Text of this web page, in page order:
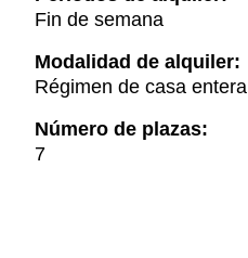
Fin de semana
Modalidad de alquiler:
Régimen de casa entera
Número de plazas:
7